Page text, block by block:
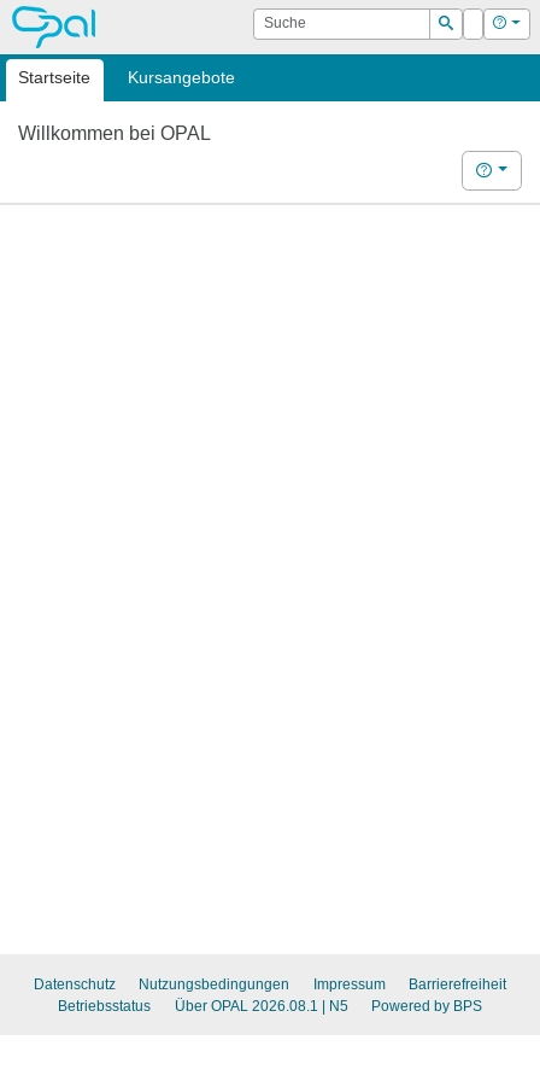
OPAL Suche
Suchen
Login Hilfe
Startseite Kursangebote
Willkommen bei OPAL
Hilfe
Datenschutz Nutzungsbedingungen Impressum
Barrierefreiheit
Betriebsstatus
Über OPAL 2026.08.1 | N5 Powered by BPS